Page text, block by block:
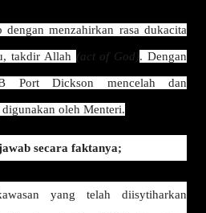
menzahirkan rasa dukacita
takdir Allah (act of God). Dengan
Port Dickson mencelah dan
oleh Menteri.
secara faktanya;
yang telah diisytiharkan